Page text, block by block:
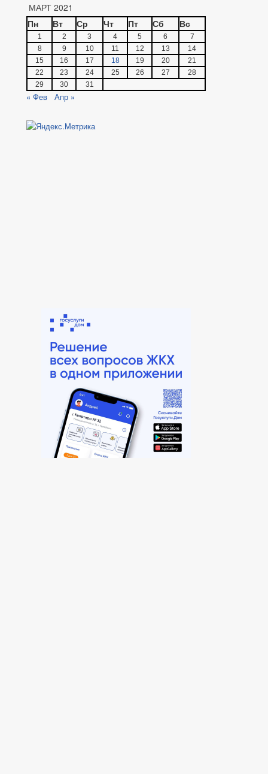
МАРТ 2021
Пн
Вт Ср Чт Пт Сб Вс
1 2 3 4 5 6
7
8
9 10 11 12 13
14
15
16 17 18 19 20
21
22
23 24 25 26 27
28
29
30 31
« Фев Апр »